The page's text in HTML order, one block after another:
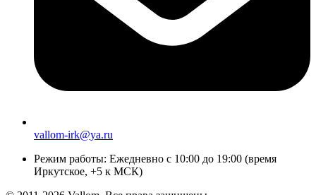
vallom-irk@ya.ru
Режим работы: Ежедневно с 10:00 до 19:00 (время
Иркутское, +5 к МСК)